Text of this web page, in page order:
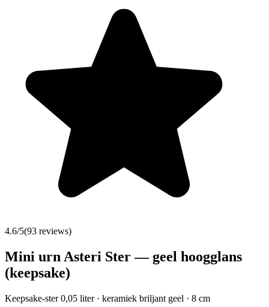
4.6/5(93 reviews)
Mini urn Asteri Ster — geel hoogglans
(keepsake)
Keepsake-ster 0,05 liter · keramiek briljant geel · 8 cm